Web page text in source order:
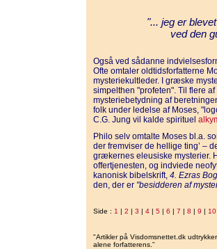
"... jeg er
ved den
Også ved sådanne
Ofte omtaler oldtidsforfatterne
mysteriekultleder. I græske
simpelthen "profeten". Til flere
mysteriebetydning af
folk under ledelse af Moses,
C.G. Jung vil kalde spirituel
Philo selv omtalte Moses bl.a.
der fremviser de hellige ting’ –
grækernes eleusiske mysterier.
offertjenesten, og indviede
kanonisk bibelskrift, 4. Ezras Bog
den, der er "besidderen af
Side : 1 | 2 | 3 | 4 | 5 | 6 | 7 | 8 | 9 | 10
"Artikler på Visdomsnettet.dk
alene forfatterens.”